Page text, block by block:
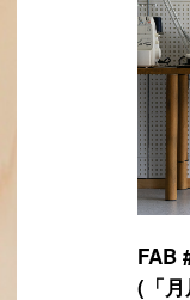
FAB
(「月